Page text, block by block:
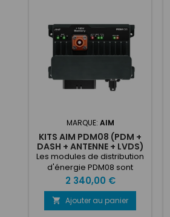
MARQUE: AIM
KITS AIM PDM08 (PDM +
DASH + ANTENNE + LVDS)
Les modules de distribution
d'énergie PDM08 sont
conçus pour distribuer
l'énergie à plusieurs circuits
de votre véhicule,
remplaçant facilement les
Prix
2 340,00 €
 Ajouter au panier